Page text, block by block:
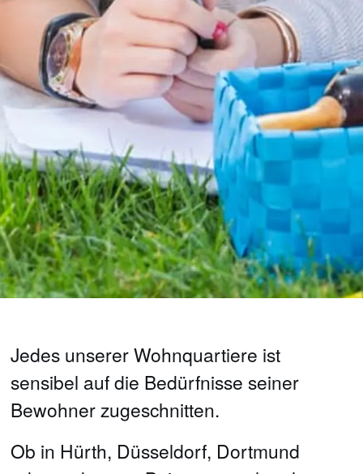
Jedes unserer Wohnquartiere ist
sensibel auf die Bedürfnisse seiner
Bewohner zugeschnitten.
Ob in Hürth, Düsseldorf, Dortmund